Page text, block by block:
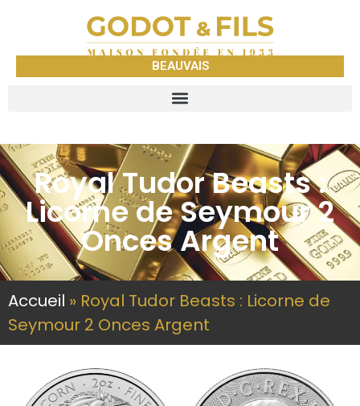
BEAUVAIS
Royal Tudor Beasts :
Licorne de Seymour 2
Onces Argent
Accueil » Royal Tudor Beasts : Licorne de
Seymour 2 Onces Argent